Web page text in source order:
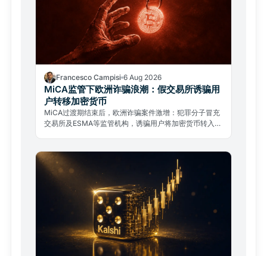
Francesco Campisi 6 Aug 2026
MiCA监管下欧洲诈骗浪潮：假交易所诱骗用
户转移加密货币
MiCA过渡期结束后，欧洲诈骗案件激增：犯罪分子冒充
交易所及ESMA等监管机构，诱骗用户将加密货币转入欺